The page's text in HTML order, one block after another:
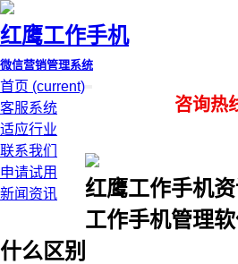
红鹰工作手机
微信营销管理系统
首页 (current)
客服系统
适应行业
联系我们
申请试用
新闻资讯
咨询热
红鹰工作手机
工作手机管理
什么区别